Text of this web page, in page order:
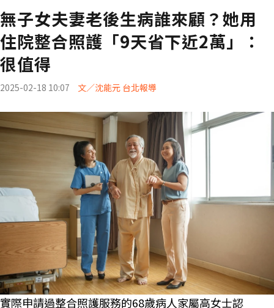
無子女夫妻老後生病誰來顧？她用
住院整合照護「9天省下近2萬」：
很值得
2025-02-18 10:07 文／沈能元 台北報導
實際申請過整合照護服務的68歲病人家屬高女士認